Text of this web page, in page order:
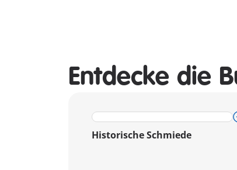
Entdecke die
Historische Schmiede